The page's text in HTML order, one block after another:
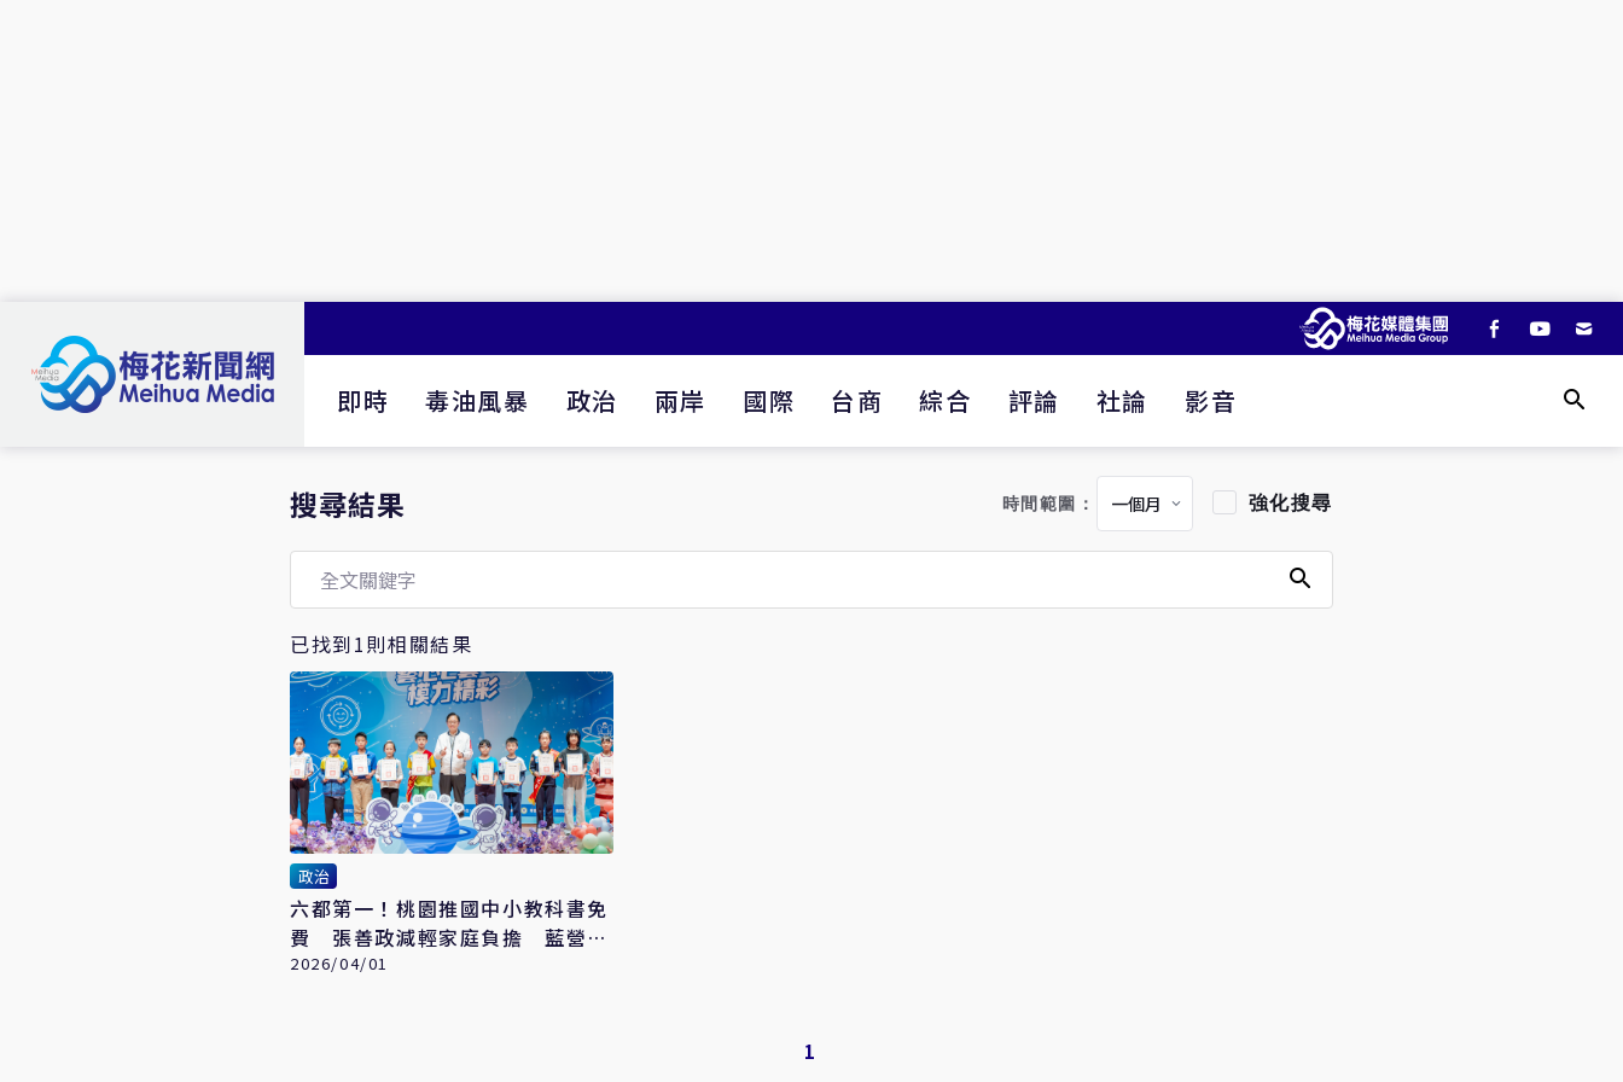
即時 毒油風暴 政治 兩岸 國際 台商 綜合 評論 社論 影音
搜尋結果 時間範圍： 強化搜尋
已找到1則相關結果
政治
六都第一！桃園推國中小教科書免
費 張善政減輕家庭負擔 藍營籲
中央跟進
2026/04/01
1